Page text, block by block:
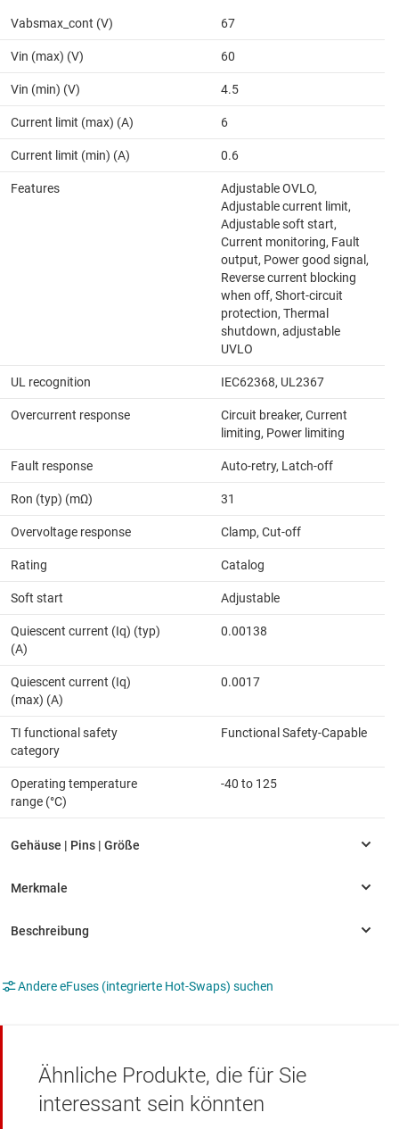
Vabsmax_cont (V) 67
Vin (max) (V) 60
Vin (min) (V) 4.5
Current limit (max) (A) 6
Current limit (min) (A) 0.6
Features
Adjustable OVLO,
Adjustable current limit,
Adjustable soft start,
Current monitoring, Fault
output, Power good signal,
Reverse current blocking
when off, Short-circuit
protection, Thermal
shutdown, adjustable
UVLO
UL recognition IEC62368, UL2367
Overcurrent response
Circuit breaker, Current
limiting, Power limiting
Fault response Auto-retry, Latch-off
Ron (typ) (mΩ) 31
Overvoltage response Clamp, Cut-off
Rating Catalog
Soft start Adjustable
Quiescent current (Iq) (typ)
(A)
0.00138
Quiescent current (Iq)
(max) (A)
0.0017
TI functional safety
category
Functional Safety-Capable
Operating temperature
range (°C)
-40 to 125
Andere eFuses (integrierte Hot-Swaps) suchen
Ähnliche Produkte, die für Sie
interessant sein könnten